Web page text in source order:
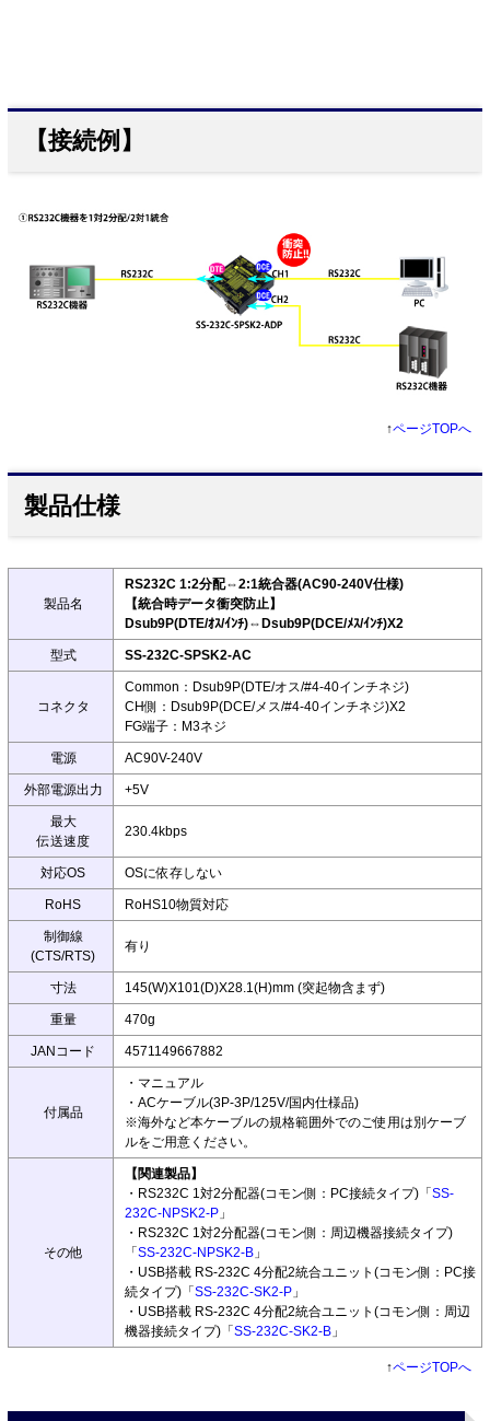
【接続例】
↑ページTOPへ
製品仕様
製品名
RS232C 1:2分配⇔2:1統合器(AC90-240V仕様)
【統合時データ衝突防止】
Dsub9P(DTE/ｵｽ/ｲﾝﾁ)⇔Dsub9P(DCE/ﾒｽ/ｲﾝﾁ)X2
型式 SS-232C-SPSK2-AC
コネクタ
Common：Dsub9P(DTE/オス/#4-40インチネジ)
CH側：Dsub9P(DCE/メス/#4-40インチネジ)X2
FG端子：M3ネジ
電源 AC90V-240V
外部電源出力 +5V
最大
伝送速度
230.4kbps
対応OS OSに依存しない
RoHS RoHS10物質対応
制御線
(CTS/RTS)
有り
寸法 145(W)X101(D)X28.1(H)mm (突起物含まず)
重量 470g
JANコード 4571149667882
付属品
・マニュアル
・ACケーブル(3P-3P/125V/国内仕様品)
※海外など本ケーブルの規格範囲外でのご使用は別ケーブ
ルをご用意ください。
その他
【関連製品】
・RS232C 1対2分配器(コモン側：PC接続タイプ)「 SS-
232C-NPSK2-P」
・RS232C 1対2分配器(コモン側：周辺機器接続タイプ)
「 SS-232C-NPSK2-B」
・USB搭載 RS-232C 4分配2統合ユニット(コモン側：PC接
続タイプ)「 SS-232C-SK2-P」
・USB搭載 RS-232C 4分配2統合ユニット(コモン側：周辺
機器接続タイプ)「 SS-232C-SK2-B」
↑ページTOPへ